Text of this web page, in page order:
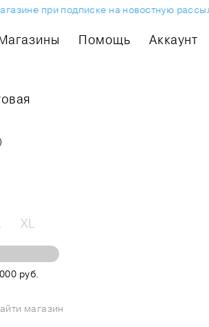
при подписке на новостную рассылку.
Помощь Аккаунт
XL
руб.
магазин